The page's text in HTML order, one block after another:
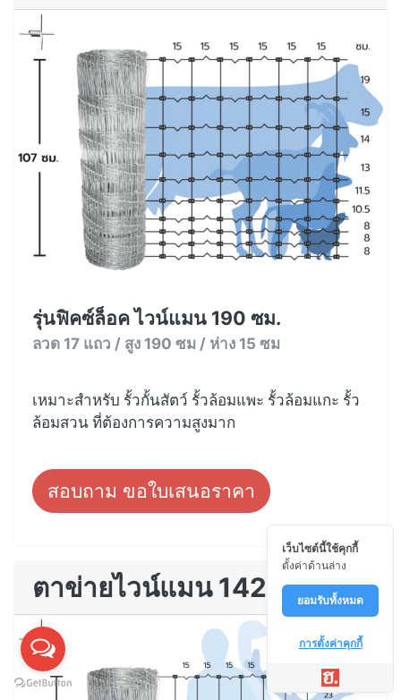
รุ่นฟิคซ์ล็อค ไวน์แมน 190 ซม.
ลวด 17 แถว / สูง 190 ซม / ห่าง 15 ซม
เหมาะสำหรับ รั้วกั้นสัตว์ รั้วล้อมแพะ รั้วล้อมแกะ รั้ว
ล้อมสวน ที่ต้องการความสูงมาก
สอบถาม ขอใบเสนอราคา
ตาข่ายไวน์แมน 142
เว็บไซต์นี้ใช้คุกกี้
ตั้งค่าด้านล่าง
ยอมรับทั้งหมด
การตั้งค่าคุกกี้